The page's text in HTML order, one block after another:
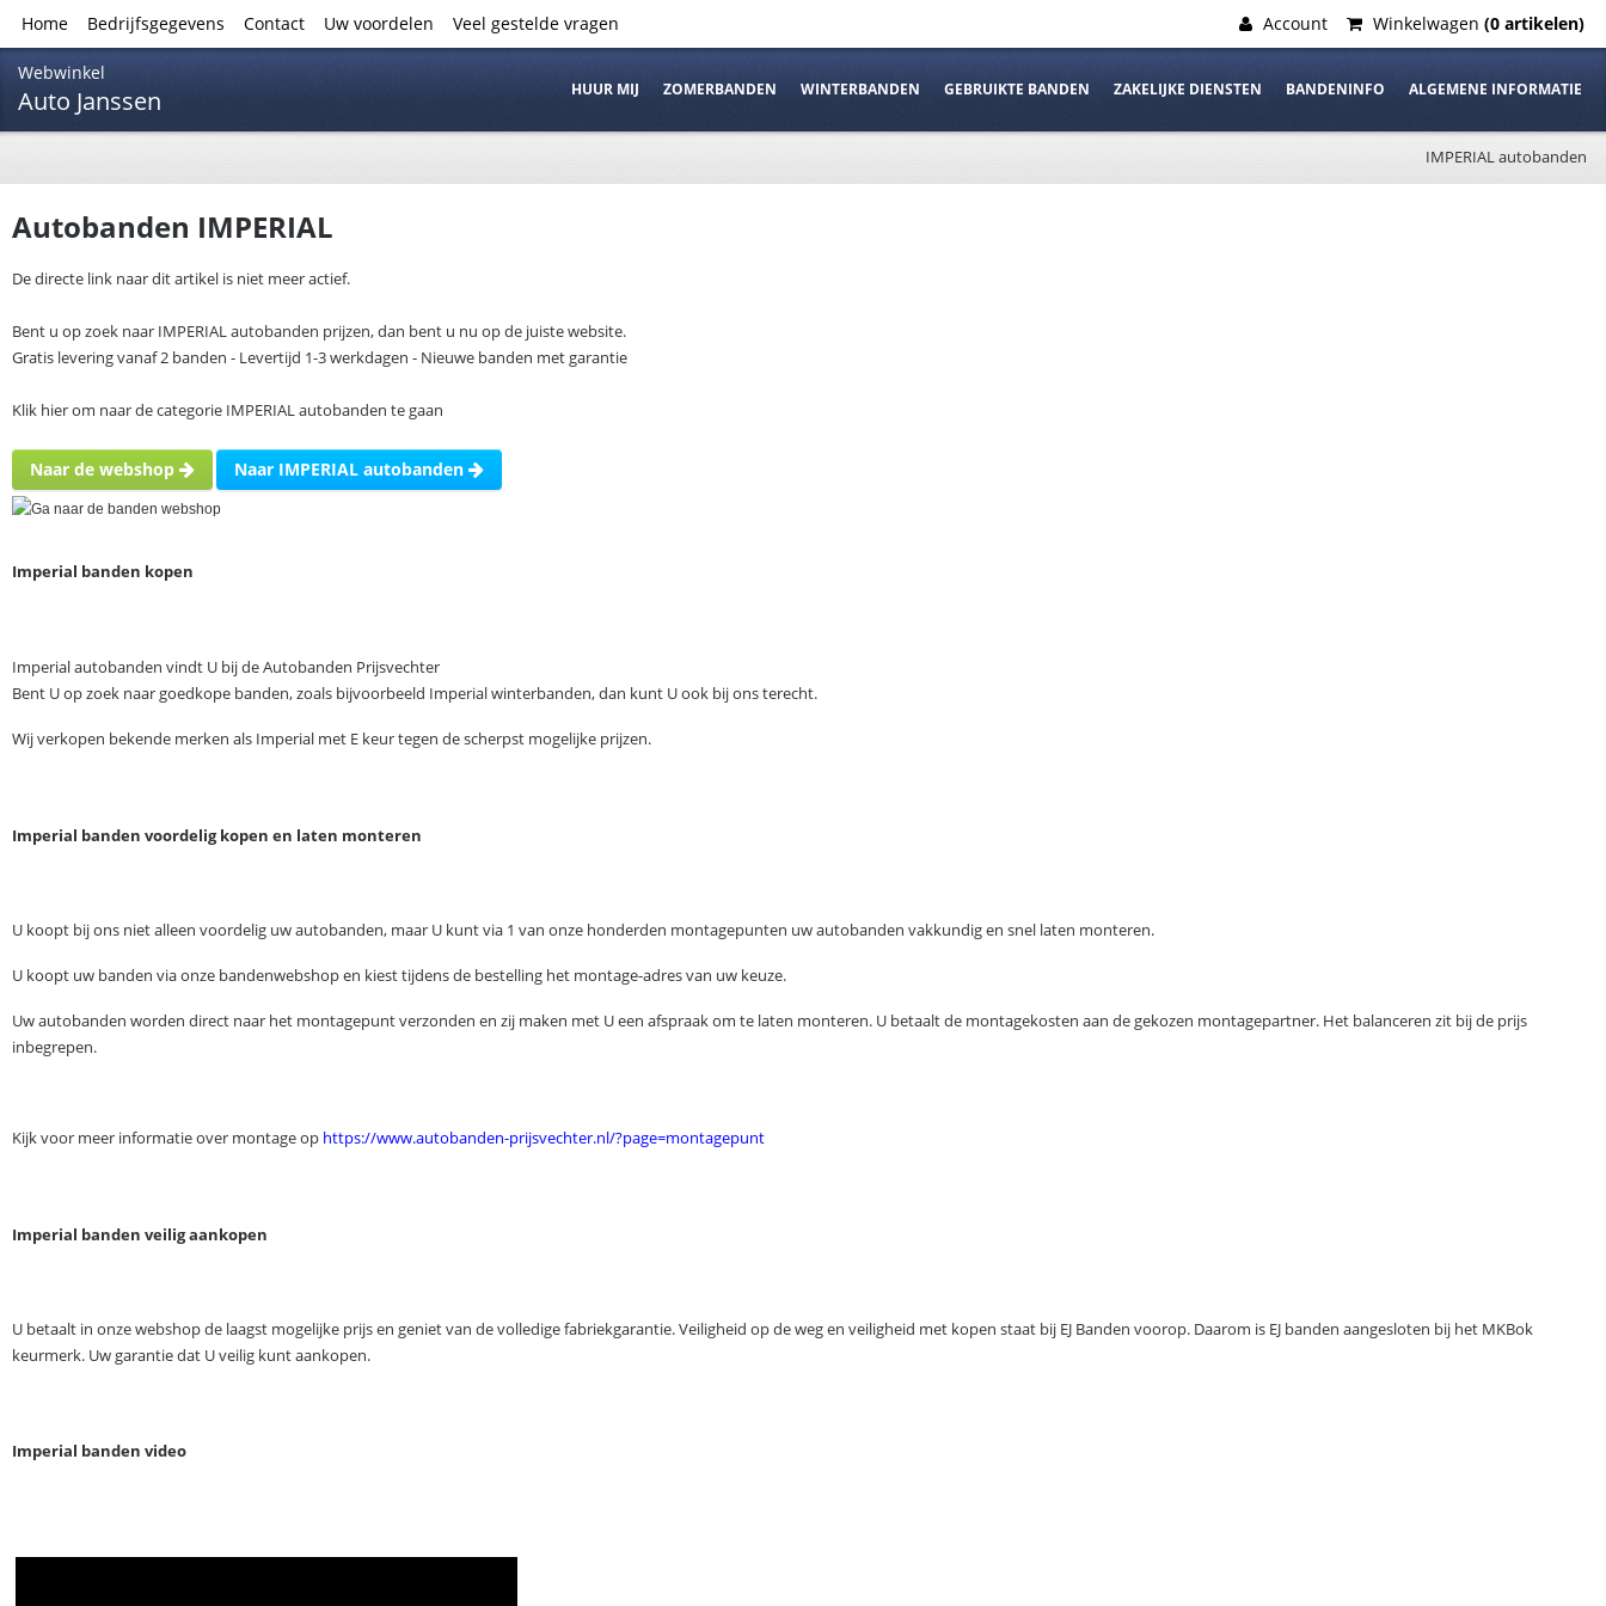
Home Bedrijfsgegevens Contact Uw voordelen Veel gestelde vragen Account Winkelwagen (0 artikelen)
HUUR MIJ ZOMERBANDEN WINTERBANDEN GEBRUIKTE BANDEN ZAKELIJKE DIENSTEN BANDENINFO ALGEMENE INFORMATIE
Webwinkel
Auto Janssen
IMPERIAL autobanden
Autobanden IMPERIAL
De directe link naar dit artikel is niet meer actief.
Bent u op zoek naar IMPERIAL autobanden prijzen, dan bent u nu op de juiste website.
Gratis levering vanaf 2 banden - Levertijd 1-3 werkdagen - Nieuwe banden met garantie
Klik hier om naar de categorie IMPERIAL autobanden te gaan
Naar de webshop Naar IMPERIAL autobanden
Imperial banden kopen
Imperial autobanden vindt U bij de Autobanden Prijsvechter
Bent U op zoek naar goedkope banden, zoals bijvoorbeeld Imperial winterbanden, dan kunt U ook bij ons terecht.
Wij verkopen bekende merken als Imperial met E keur tegen de scherpst mogelijke prijzen.
Imperial banden voordelig kopen en laten monteren
U koopt bij ons niet alleen voordelig uw autobanden, maar U kunt via 1 van onze honderden montagepunten uw autobanden vakkundig en snel laten monteren.
U koopt uw banden via onze bandenwebshop en kiest tijdens de bestelling het montage-adres van uw keuze.
Uw autobanden worden direct naar het montagepunt verzonden en zij maken met U een afspraak om te laten monteren. U betaalt de montagekosten aan de gekozen montagepartner. Het balanceren zit bij de prijs
inbegrepen.
Kijk voor meer informatie over montage op https://www.autobanden-prijsvechter.nl/?page=montagepunt
Imperial banden veilig aankopen
U betaalt in onze webshop de laagst mogelijke prijs en geniet van de volledige fabriekgarantie. Veiligheid op de weg en veiligheid met kopen staat bij EJ Banden voorop. Daarom is EJ banden aangesloten bij het MKBok
keurmerk. Uw garantie dat U veilig kunt aankopen.
Imperial banden video